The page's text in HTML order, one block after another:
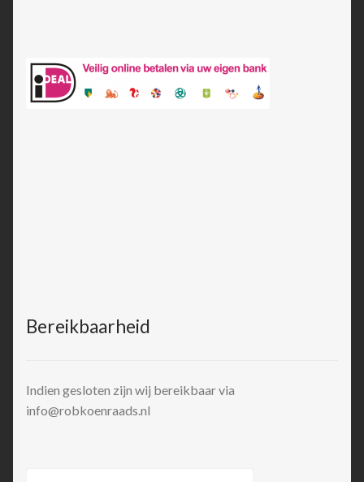
Bereikbaarheid
Indien gesloten zijn wij bereikbaar via
info@robkoenraads.nl